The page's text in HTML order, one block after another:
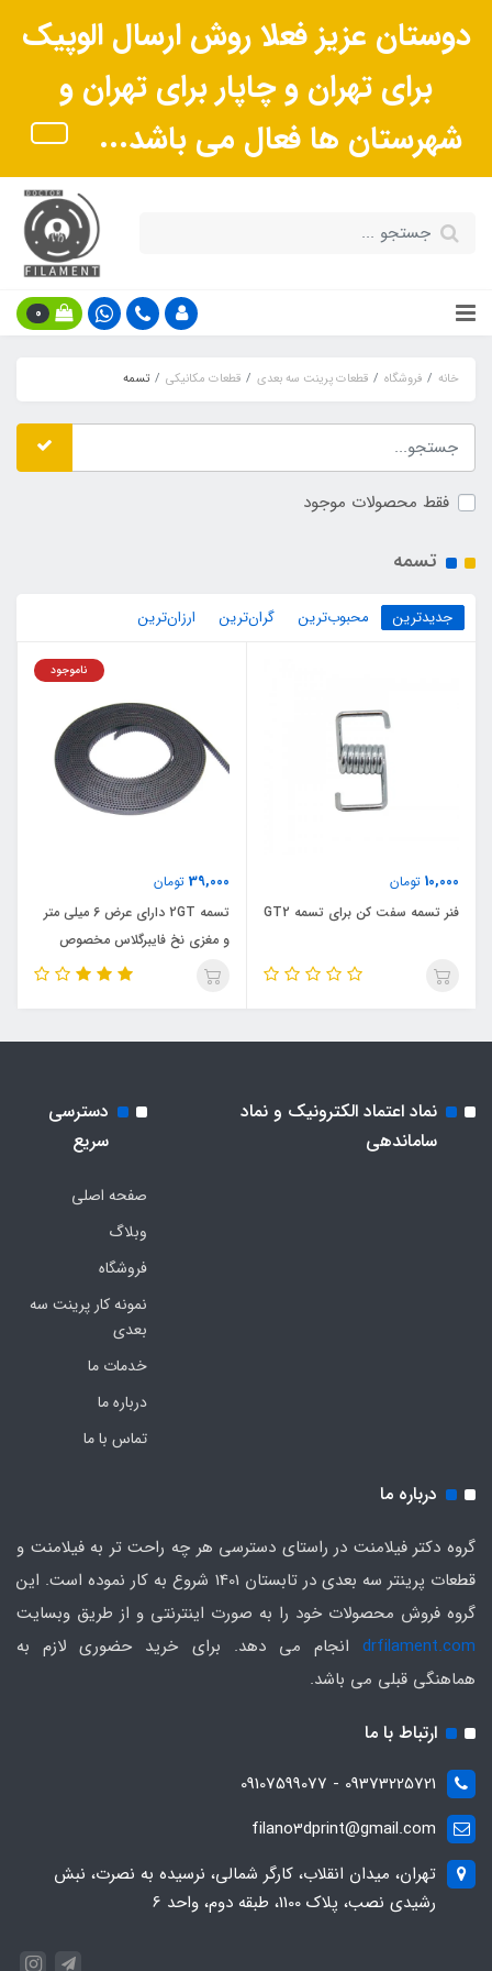
دوستان عزیز فعلا روش ارسال الوپیک
برای تهران و چاپار برای تهران و
شهرستان ها فعال می باشد...
0
خانه فروشگاه قطعات پرینت سه بعدی قطعات مکانیکی تسمه
فقط محصولات موجود
تسمه
جدیدترین محبوب‌ترین گران‌ترین ارزان‌ترین
10,000 تومان
فنر تسمه سفت کن برای تسمه GT2
39,000 تومان
ناموجود
تسمه 2GT دارای عرض 6 میلی متر
و مغزی نخ فایبرگلاس مخصوص
پرینتر های سه بعدی
نماد اعتماد الکترونیک و نماد
ساماندهی
دسترسی
سریع
صفحه اصلی
وبلاگ
فروشگاه
نمونه کار پرینت سه
بعدی
خدمات ما
درباره ما
تماس با ما
درباره ما
گروه دکتر فیلامنت در راستای دسترسی هر چه راحت تر به فیلامنت و
قطعات پرینتر سه بعدی در تابستان 1401 شروع به کار نموده است. این
گروه فروش محصولات خود را به صورت اینترنتی و از طریق وبسایت
drfilament.com انجام می دهد. برای خرید حضوری لازم به
هماهنگی قبلی می باشد.
ارتباط با ما
09373225721 - 09107599077
filano3dprint@gmail.com
تهران، میدان انقلاب، کارگر شمالی، نرسیده به نصرت، نبش
رشیدی نصب، پلاک 1100، طبقه دوم، واحد 6